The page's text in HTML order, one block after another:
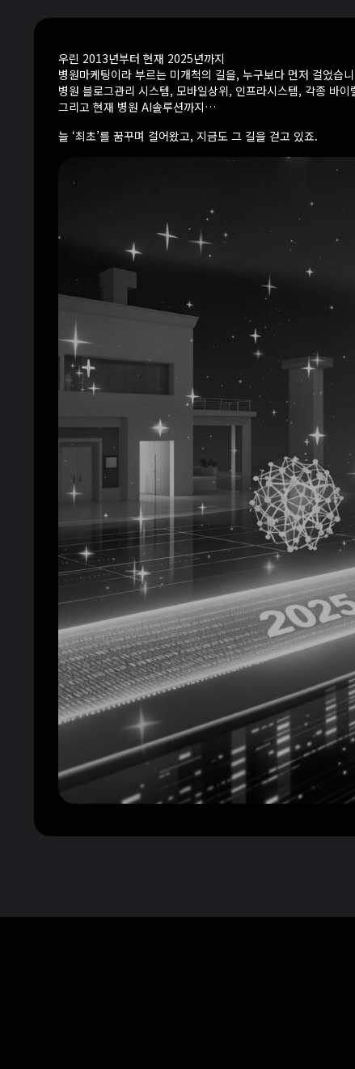
우린 2013년부터 현재 2025년까지
병원마케팅이라 부르는 미개척의 길을, 누구보다 먼저 걸었습
병원 블로그관리 시스템, 모바일상위, 인프라시스템, 각종 바
그리고 현재 병원 AI솔루션까지…
늘 ‘최초’를 꿈꾸며 걸어왔고, 지금도 그 길을 걷고 있죠.